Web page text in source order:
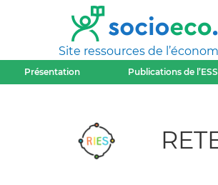
Site ressources de
Présentation Publications de l’ESS